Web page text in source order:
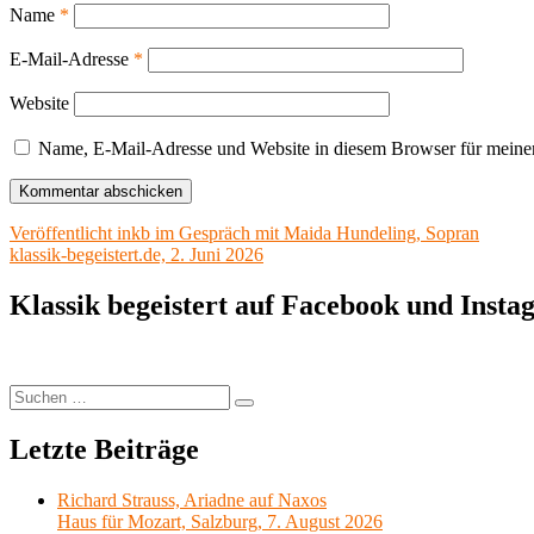
Name *
E-Mail-Adresse *
Website
Name, E-Mail-Adresse und Website in diesem Browser für
Beitragsnavigation
Veröffentlicht inkb im Gespräch mit Maida Hundeling, Sopran
klassik-begeistert.de, 2. Juni 2026
Klassik begeistert auf Facebook und
Suchen
nach:
Suchen
Letzte Beiträge
Richard Strauss, Ariadne auf Naxos
Haus für Mozart, Salzburg, 7. August 2026